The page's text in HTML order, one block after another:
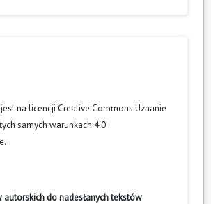
na licencji Creative Commons Uznanie
samych warunkach 4.0
.
autorskich do nadesłanych tekstów